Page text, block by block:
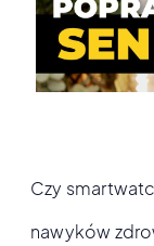
Czy
nawyków